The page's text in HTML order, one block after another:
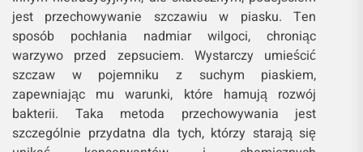
jest przechowywanie szczawiu w piasku. Ten
sposób pochłania nadmiar wilgoci, chroniąc
warzywo przed zepsuciem. Wystarczy umieścić
szczaw w pojemniku z suchym piaskiem,
zapewniając mu warunki, które hamują rozwój
bakterii. Taka metoda przechowywania jest
szczególnie przydatna dla tych, którzy starają się